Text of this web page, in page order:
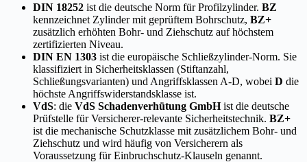
DIN 18252 ist die deutsche Norm für Profilzylinder. BZ
kennzeichnet Zylinder mit geprüftem Bohrschutz, BZ+
zusätzlich erhöhten Bohr- und Ziehschutz auf höchstem
zertifizierten Niveau.
DIN EN 1303 ist die europäische Schließzylinder-Norm. Sie
klassifiziert in Sicherheitsklassen (Stiftanzahl,
Schließungsvarianten) und Angriffsklassen A-D, wobei D die
höchste Angriffswiderstandsklasse ist.
VdS: die VdS Schadenverhütung GmbHist die deutsche
Prüfstelle für Versicherer-relevante Sicherheitstechnik. BZ+
ist die mechanische Schutzklasse mit zusätzlichem Bohr- und
Ziehschutz und wird häufig von Versicherern als
Voraussetzung für Einbruchschutz-Klauseln genannt.